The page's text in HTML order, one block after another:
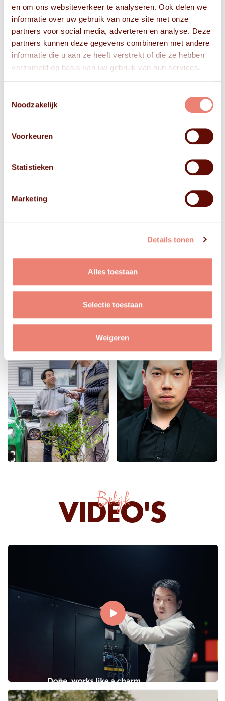
en om ons websiteverkeer te analyseren. Ook delen we
informatie over uw gebruik van onze site met onze
partners voor social media, adverteren en analyse. Deze
partners kunnen deze gegevens combineren met andere
informatie die u aan ze heeft verstrekt of die ze hebben
verzameld op basis van uw gebruik van hun services.
Noodzakelijk
Voorkeuren
Statistieken
Marketing
Details tonen
Alles toestaan
Selectie toestaan
Weigeren
Bekijk
VIDEO'S